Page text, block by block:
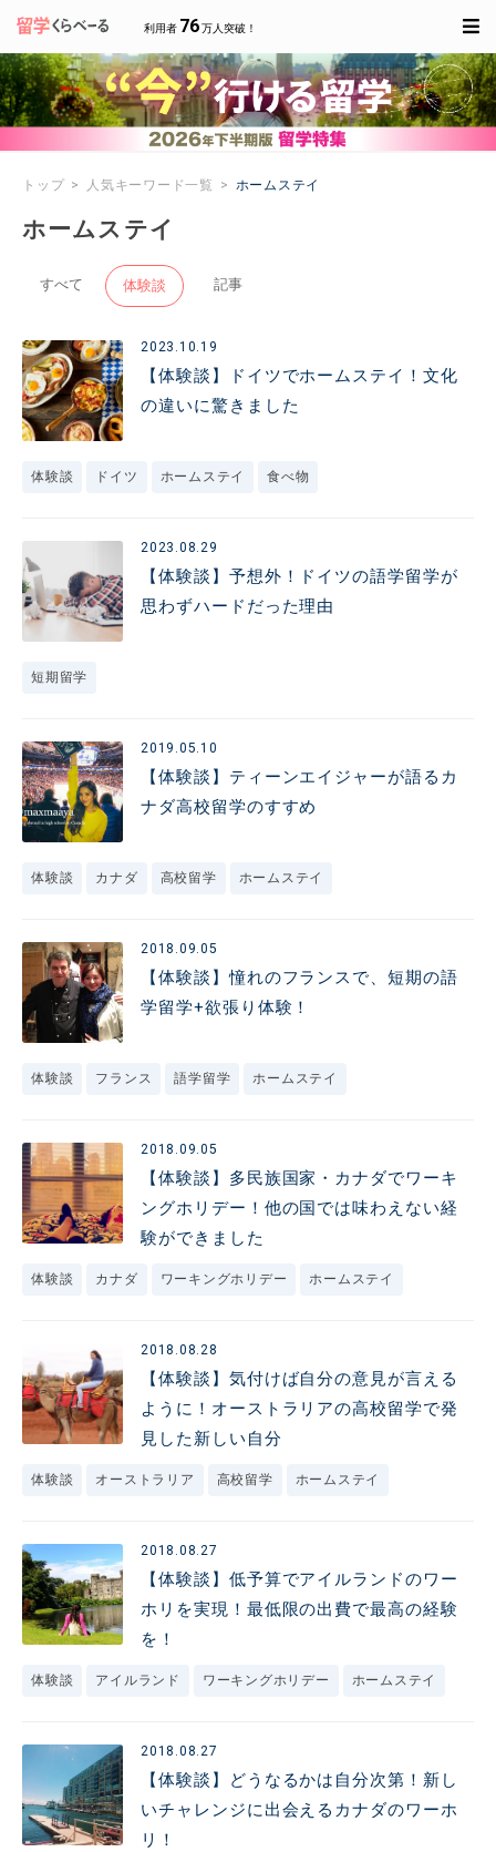
利用者 76万人突破！
トップ 人気キーワード一覧 ホームステイ
ホームステイ
すべて 体験談 記事
2023.10.19
【体験談】ドイツでホームステイ！文化
の違いに驚きました
体験談 ドイツ ホームステイ 食べ物
2023.08.29
【体験談】予想外！ドイツの語学留学が
思わずハードだった理由
短期留学
2019.05.10
【体験談】ティーンエイジャーが語るカ
ナダ高校留学のすすめ
体験談 カナダ 高校留学 ホームステイ
2018.09.05
【体験談】憧れのフランスで、短期の語
学留学+欲張り体験！
体験談 フランス 語学留学 ホームステイ
2018.09.05
【体験談】多民族国家・カナダでワーキ
ングホリデー！他の国では味わえない経
験ができました
体験談 カナダ ワーキングホリデー ホームステイ
2018.08.28
【体験談】気付けば自分の意見が言える
ように！オーストラリアの高校留学で発
見した新しい自分
体験談 オーストラリア 高校留学 ホームステイ
2018.08.27
【体験談】低予算でアイルランドのワー
ホリを実現！最低限の出費で最高の経験
を！
体験談 アイルランド ワーキングホリデー ホームステイ
2018.08.27
【体験談】どうなるかは自分次第！新し
いチャレンジに出会えるカナダのワーホ
リ！